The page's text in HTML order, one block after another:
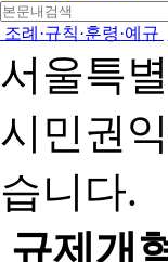
조례·규칙·훈령·예규
서울특
시민권
습니다.
규제개